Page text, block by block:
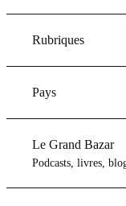
Rubriques
Pays
Le Grand Bazar
Podcasts, livres,